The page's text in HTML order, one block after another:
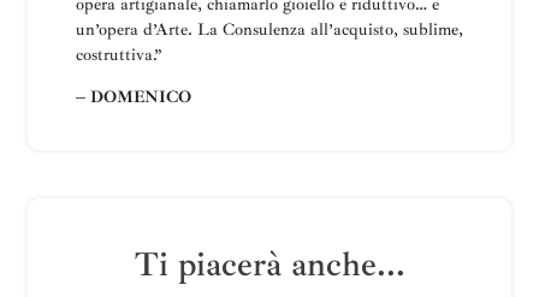
opera artigianale, chiamarlo gioiello è riduttivo… è
un’opera d’Arte. La Consulenza all’acquisto, sublime,
costruttiva.”
– DOMENICO
Ti piacerà anche...